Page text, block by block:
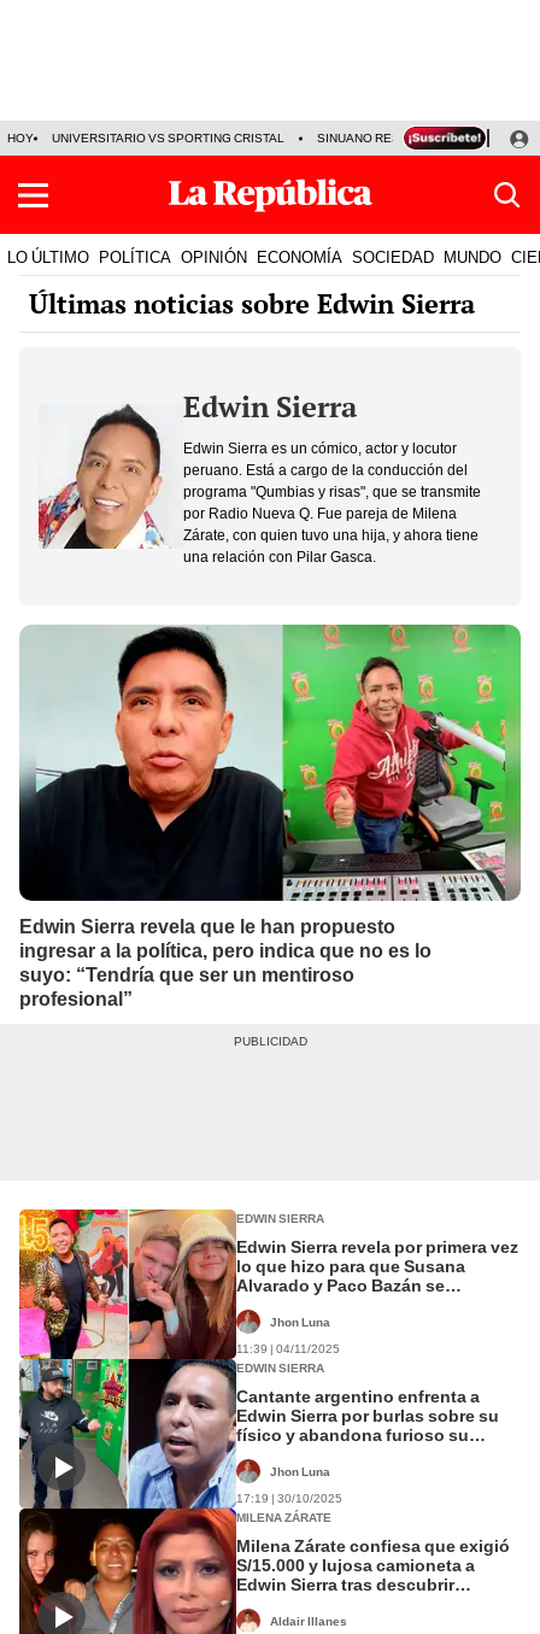
HOY UNIVERSITARIO VS SPORTING CRISTAL SINUANO RESULTADOS HOY
LO ÚLTIMO POLÍTICA OPINIÓN ECONOMÍA SOCIEDAD MUNDO
Últimas noticias sobre Edwin Sierra
Edwin Sierra
Edwin Sierra es un cómico, actor y locutor
peruano. Está a cargo de la conducción del
programa "Qumbias y risas", que se transmite
por Radio Nueva Q. Fue pareja de Milena
Zárate, con quien tuvo una hija, y ahora tiene
una relación con Pilar Gasca.
Edwin Sierra revela que le han propuesto
ingresar a la política, pero indica que no es lo
suyo: “Tendría que ser un mentiroso
profesional”
EDWIN SIERRA
Edwin Sierra revela por primera vez
lo que hizo para que Susana
Alvarado y Paco Bazán se
presentarte una amiga’”
Jhon Luna
11:39 | 04/11/2025
EDWIN SIERRA
Cantante argentino enfrenta a
Edwin Sierra por burlas sobre su
físico y abandona furioso su
agrado"
Jhon Luna
17:19 | 30/10/2025
MILENA ZÁRATE
Milena Zárate confiesa que exigió
S/15.000 y lujosa camioneta a
Edwin Sierra tras descubrir
Greissy Ortega
Aldair Illanes